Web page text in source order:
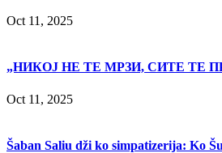
Oct 11, 2025
„НИКОЈ НЕ ТЕ МРЗИ, СИТЕ ТЕ
Oct 11, 2025
Šaban Saliu dži ko simpatizerija: Ko